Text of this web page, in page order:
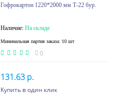
Гофрокартон 1220*2000 мм Т-22 бур.
Наличие: На складе
Минимальная партия заказа: 10 шт
0
131.63 р.
200 шт. или более 109.69 p.
В корзину
Купить в один клик